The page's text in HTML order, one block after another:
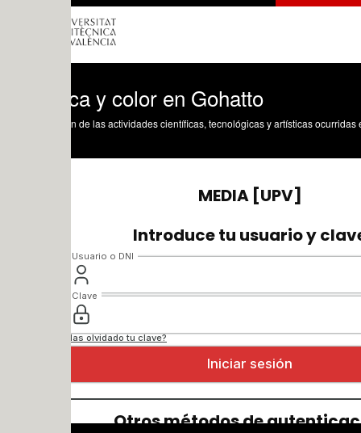
y color en Gohatto
de las actividades científicas, tecnológicas y artísticas ocurridas en los tres